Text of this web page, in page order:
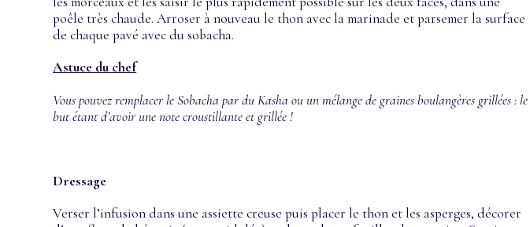
poêle très chaude. Arroser à nouveau le thon avec la marinade et parsemer la surface
de chaque pavé avec du sobacha.
Astuce du chef
Vous pouvez remplacer le Sobacha par du Kasha ou un mélange de graines boulangères grillées : le
but étant d’avoir une note croustillante et grillée !
Dressage
Verser l’infusion dans une assiette creuse puis placer le thon et les asperges, décorer